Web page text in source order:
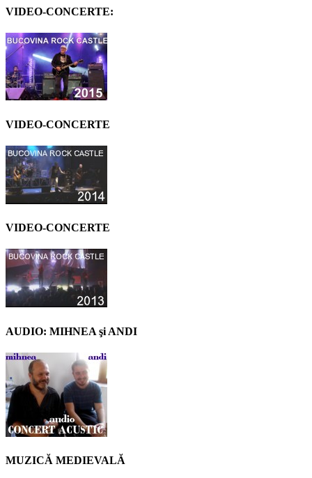
VIDEO-CONCERTE:
VIDEO-CONCERTE
VIDEO-CONCERTE
AUDIO: MIHNEA şi ANDI
MUZICĂ MEDIEVALĂ